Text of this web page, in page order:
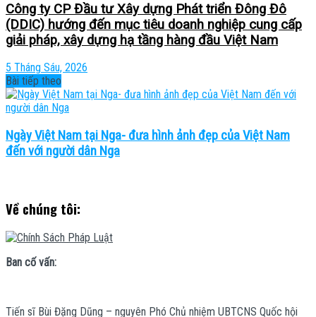
Công ty CP Đầu tư Xây dựng Phát triển Đông Đô
(DDIC) hướng đến mục tiêu doanh nghiệp cung cấp
giải pháp, xây dựng hạ tầng hàng đầu Việt Nam
5 Tháng Sáu, 2026
Bài tiếp theo
Ngày Việt Nam tại Nga- đưa hình ảnh đẹp của Việt Nam
đến với người dân Nga
Về chúng tôi:
Ban cố vấn:
Tiến sĩ Bùi Đặng Dũng – nguyên Phó Chủ nhiệm UBTCNS Quốc hội